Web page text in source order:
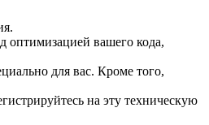
оптимизацией вашего кода,
для вас. Кроме того,
на эту техническую